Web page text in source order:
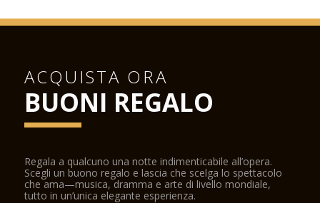
ACQUISTA ORA
BUONI REGALO
Regala a qualcuno una notte indimenticabile all’opera.
Scegli un buono regalo e lascia che scelga lo spettacolo
che ama—musica, dramma e arte di livello mondiale,
tutto in un’unica elegante esperienza.